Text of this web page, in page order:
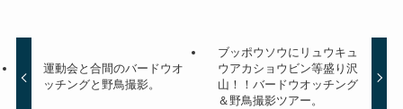
運動会と合間のバードウオ
ッチングと野鳥撮影。
ブッポウソウにリュウキュ
ウアカショウビン等盛り沢
山！！バードウオッチング
＆野鳥撮影ツアー。